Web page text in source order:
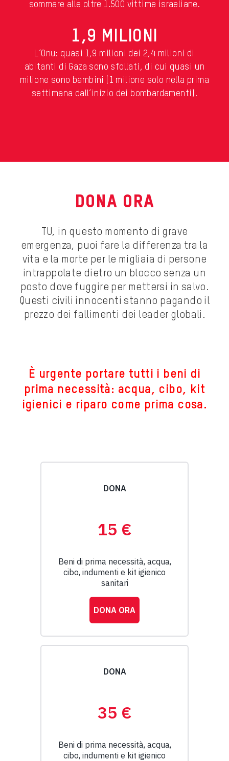
sommare alle oltre 1.500 vittime israeliane.
1,9 MILIONI
L’Onu: quasi 1,9 milioni dei 2,4 milioni di
abitanti di Gaza sono sfollati, di cui quasi un
milione sono bambini (1 milione solo nella prima
settimana dall’inizio dei bombardamenti).
DONA ORA
TU, in questo momento di grave
emergenza, puoi fare la differenza tra la
vita e la morte per le migliaia di persone
intrappolate dietro un blocco senza un
posto dove fuggire per mettersi in salvo.
Questi civili innocenti stanno pagando il
prezzo dei fallimenti dei leader globali.
È urgente portare tutti i beni di
prima necessità: acqua, cibo, kit
igienici e riparo come prima cosa.